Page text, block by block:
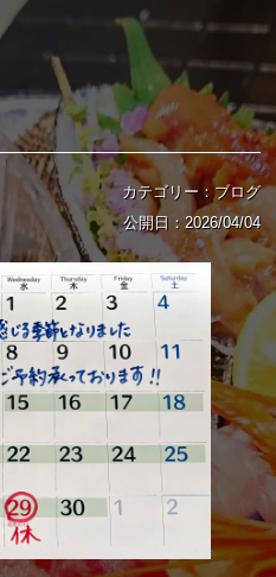
カテゴリー：ブログ
公開日：2026/04/04